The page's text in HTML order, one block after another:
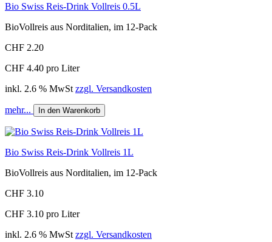
Bio Swiss Reis-Drink Vollreis 0.5L
BioVollreis aus Norditalien, im 12-Pack
CHF 2.20
CHF 4.40 pro Liter
inkl. 2.6 % MwSt zzgl. Versandkosten
mehr... In den Warenkorb
Bio Swiss Reis-Drink Vollreis 1L
BioVollreis aus Norditalien, im 12-Pack
CHF 3.10
CHF 3.10 pro Liter
inkl. 2.6 % MwSt zzgl. Versandkosten